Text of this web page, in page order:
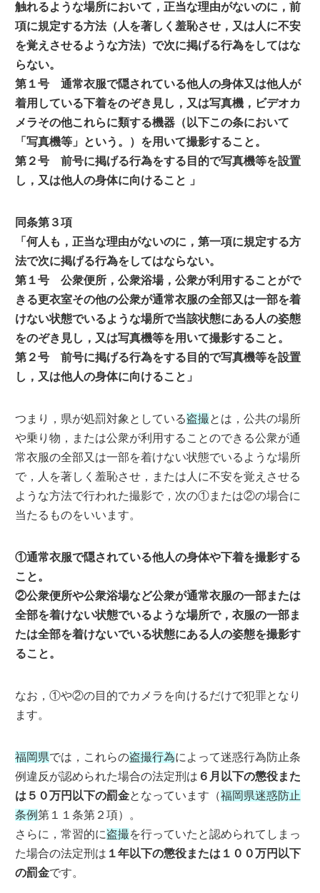
触れるような場所において，正当な理由がないのに，前
項に規定する方法（人を著しく羞恥させ，又は人に不安
を覚えさせるような方法）で次に掲げる行為をしてはな
らない。
第１号 通常衣服で隠されている他人の身体又は他人が
着用している下着をのぞき見し，又は写真機，ビデオカ
メラその他これらに類する機器（以下この条において
「写真機等」という。）を用いて撮影すること。
第２号 前号に掲げる行為をする目的で写真機等を設置
し，又は他人の身体に向けること 」
同条第３項
「何人も，正当な理由がないのに，第一項に規定する方
法で次に掲げる行為をしてはならない。
第１号 公衆便所，公衆浴場，公衆が利用することがで
きる更衣室その他の公衆が通常衣服の全部又は一部を着
けない状態でいるような場所で当該状態にある人の姿態
をのぞき見し，又は写真機等を用いて撮影すること。
第２号 前号に掲げる行為をする目的で写真機等を設置
し，又は他人の身体に向けること」
つまり，県が処罰対象としている盗撮とは，公共の場所
や乗り物，または公衆が利用することのできる公衆が通
常衣服の全部又は一部を着けない状態でいるような場所
で，人を著しく羞恥させ，または人に不安を覚えさせる
ような方法で行われた撮影で，次の①または②の場合に
当たるものをいいます。
①通常衣服で隠されている他人の身体や下着を撮影する
こと。
②公衆便所や公衆浴場など公衆が通常衣服の一部または
全部を着けない状態でいるような場所で，衣服の一部ま
たは全部を着けないでいる状態にある人の姿態を撮影す
ること。
なお，①や②の目的でカメラを向けるだけで犯罪となり
ます。
福岡県では，これらの盗撮行為によって迷惑行為防止条
例違反が認められた場合の法定刑は ６月以下の懲役また
は５０万円以下の罰金となっています（福岡県迷惑防止
条例第１１条第２項）。
さらに，常習的に盗撮を行っていたと認められてしまっ
た場合の法定刑は １年以下の懲役または１００万円以下
の罰金です。